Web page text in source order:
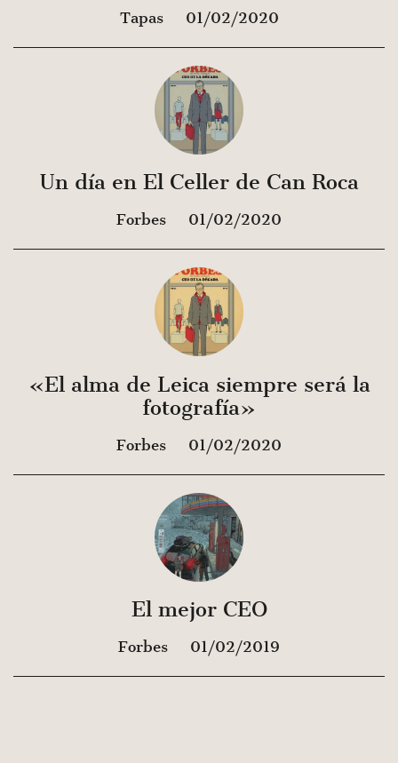
Tapas 01/02/2020
Un día en El Celler de Can Roca
Forbes 01/02/2020
«El alma de Leica siempre será la
fotografía»
Forbes 01/02/2020
El mejor CEO
Forbes 01/02/2019